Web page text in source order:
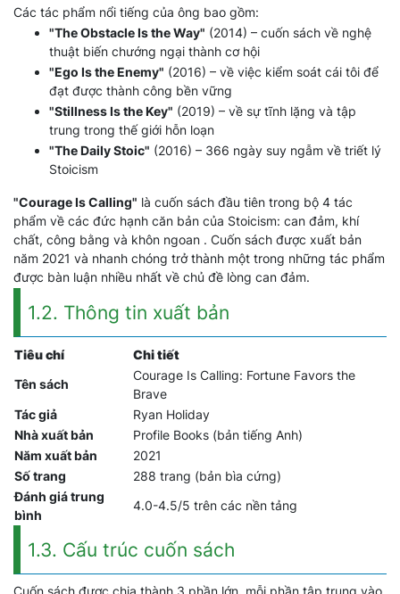
Các tác phẩm nổi tiếng của ông bao gồm:
"The Obstacle Is the Way" (2014) – cuốn sách về nghệ
thuật biến chướng ngại thành cơ hội
"Ego Is the Enemy" (2016) – về việc kiểm soát cái tôi để
đạt được thành công bền vững
"Stillness Is the Key" (2019) – về sự tĩnh lặng và tập
trung trong thế giới hỗn loạn
"The Daily Stoic" (2016) – 366 ngày suy ngẫm về triết lý
Stoicism
"Courage Is Calling" là cuốn sách đầu tiên trong bộ 4 tác
phẩm về các đức hạnh căn bản của Stoicism: can đảm, khí
chất, công bằng và khôn ngoan . Cuốn sách được xuất bản
năm 2021 và nhanh chóng trở thành một trong những tác phẩm
được bàn luận nhiều nhất về chủ đề lòng can đảm.
1.2. Thông tin xuất bản
Tiêu chí
Chi tiết
Tên sách
Courage Is Calling: Fortune Favors the
Brave
Tác giả
Ryan Holiday
Nhà xuất bản
Profile Books (bản tiếng Anh)
Năm xuất bản
2021
Số trang
288 trang (bản bìa cứng)
Đánh giá trung
bình
4.0-4.5/5 trên các nền tảng
1.3. Cấu trúc cuốn sách
Cuốn sách được chia thành 3 phần lớn, mỗi phần tập trung vào